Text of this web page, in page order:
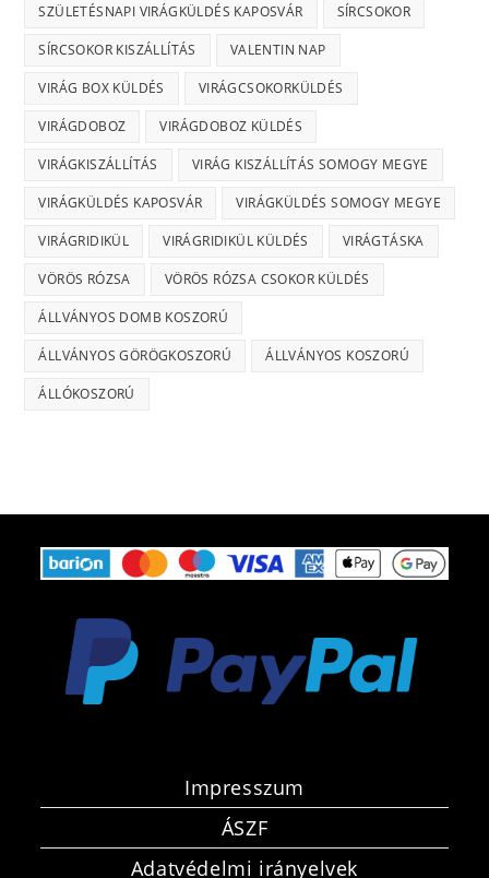
SZÜLETÉSNAPI VIRÁGKÜLDÉS KAPOSVÁR SÍRCSOKOR
SÍRCSOKOR KISZÁLLÍTÁS VALENTIN NAP
VIRÁG BOX KÜLDÉS VIRÁGCSOKORKÜLDÉS
VIRÁGDOBOZ VIRÁGDOBOZ KÜLDÉS
VIRÁGKISZÁLLÍTÁS VIRÁG KISZÁLLÍTÁS SOMOGY MEGYE
VIRÁGKÜLDÉS KAPOSVÁR VIRÁGKÜLDÉS SOMOGY MEGYE
VIRÁGRIDIKÜL VIRÁGRIDIKÜL KÜLDÉS VIRÁGTÁSKA
VÖRÖS RÓZSA VÖRÖS RÓZSA CSOKOR KÜLDÉS
ÁLLVÁNYOS DOMB KOSZORÚ
ÁLLVÁNYOS GÖRÖGKOSZORÚ ÁLLVÁNYOS KOSZORÚ
ÁLLÓKOSZORÚ
Impresszum
ÁSZF
Adatvédelmi irányelvek